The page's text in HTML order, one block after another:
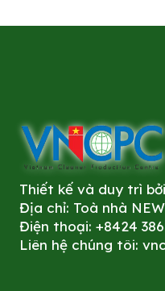
Thiết kế và duy trì
Địa chỉ: Toà nhà
Điện thoại: +8424
Liên hệ chúng tôi: